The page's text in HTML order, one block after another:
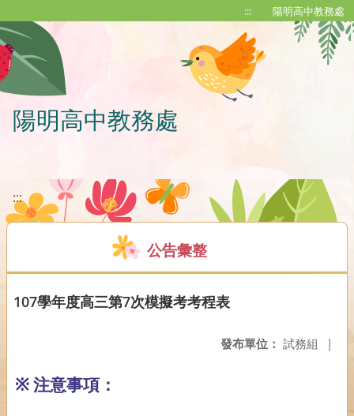
::: 陽明高中教務處
陽明高中教務處
:::
公告彙整
107學年度高三第7次模擬考考程表
發布單位： 試務組 |
※ 注意事項：